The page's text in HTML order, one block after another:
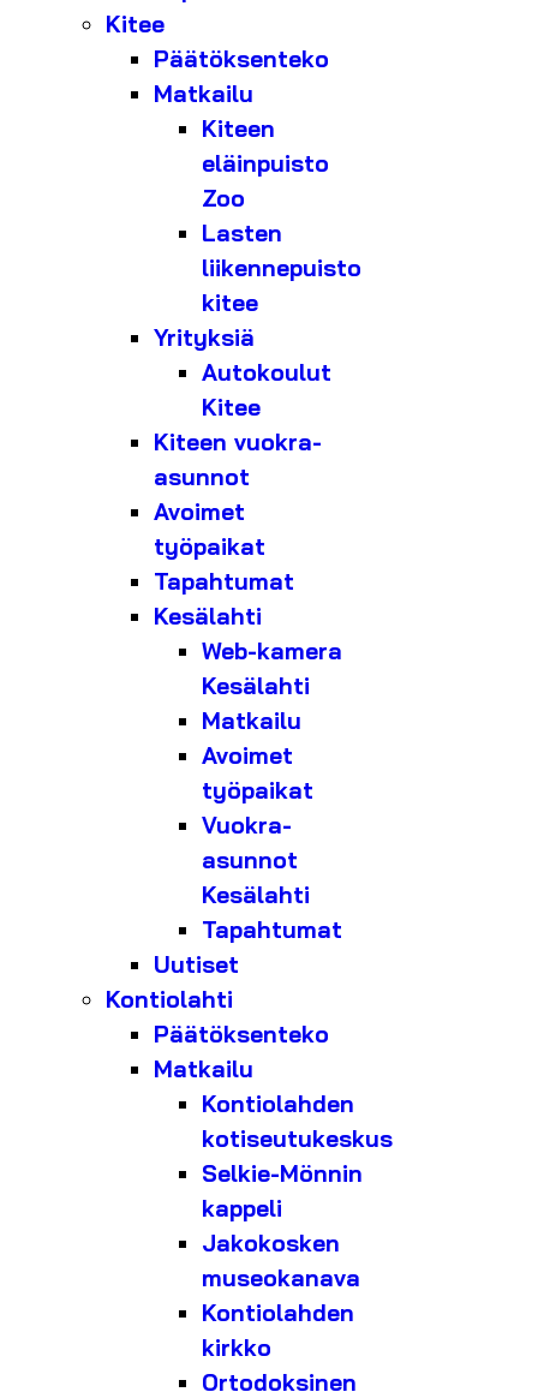
Kitee
Päätöksenteko
Matkailu
Kiteen
eläinpuisto
Zoo
Lasten
liikennepuisto
kitee
Yrityksiä
Autokoulut
Kitee
Kiteen vuokra-
asunnot
Avoimet
työpaikat
Tapahtumat
Kesälahti
Web-kamera
Kesälahti
Matkailu
Avoimet
työpaikat
Vuokra-
asunnot
Kesälahti
Tapahtumat
Uutiset
Kontiolahti
Päätöksenteko
Matkailu
Kontiolahden
kotiseutukeskus
Selkie-Mönnin
kappeli
Jakokosken
museokanava
Kontiolahden
kirkko
Ortodoksinen